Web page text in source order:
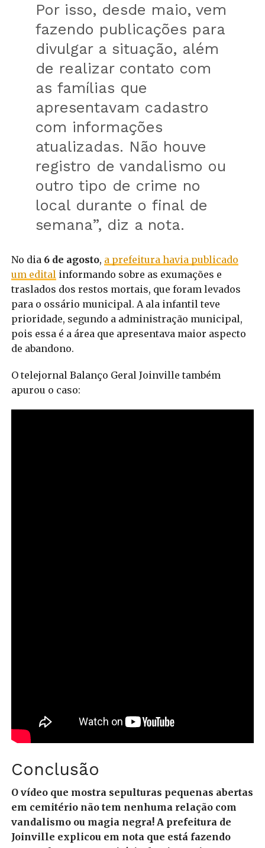
Por isso, desde maio, vem
fazendo publicações para
divulgar a situação, além
de realizar contato com
as famílias que
apresentavam cadastro
com informações
atualizadas. Não houve
registro de vandalismo ou
outro tipo de crime no
local durante o final de
semana”, diz a nota.
No dia6 de agosto, a prefeitura havia publicado
um editalinformando sobre as exumações e
traslados dos restos mortais, que foram levados
para o ossário municipal. A ala infantil teve
prioridade, segundo a administração municipal,
pois essa é a área que apresentava maior aspecto
de abandono.
O telejornal Balanço Geral Joinville também
apurou o caso:
Conclusão
O vídeo que mostra sepulturas pequenas abertas
em cemitério não tem nenhuma relação com
vandalismo ou magia negra! A prefeitura de
Joinville explicou em nota que está fazendo